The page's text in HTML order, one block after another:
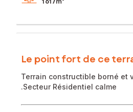
Le point fort de ce
Terrain constructible borné et
.Secteur Résidentiel calme